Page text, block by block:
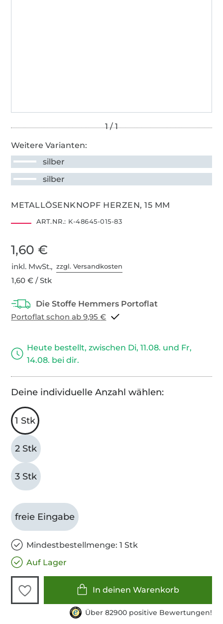
Weitere Varianten:
silber
silber
METALLÖSENKNOPF HERZEN, 15 MM
ART.NR.: K-48645-015-83
1,60 €
inkl. MwSt.,zzgl. Versandkosten
1,60 € / Stk
Portoflat schon ab 9,95 €
Heute bestellt, zwischen Di, 11.08. und Fr,
14.08. bei dir.
Deine individuelle Anzahl wählen:
1 Stk
2 Stk
3 Stk
freie Eingabe
Mindestbestellmenge: 1 Stk
Auf Lager
In deinen Warenkorb
Über 82900 positive Bewertungen!